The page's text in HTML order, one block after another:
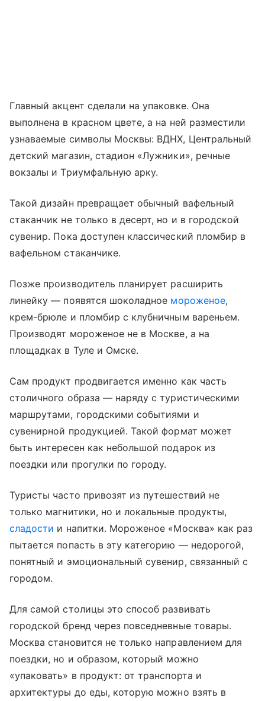
Главный акцент сделали на упаковке. Она
выполнена в красном цвете, а на ней разместили
узнаваемые символы Москвы: ВДНХ, Центральный
детский магазин, стадион «Лужники», речные
вокзалы и Триумфальную арку.
Такой дизайн превращает обычный вафельный
стаканчик не только в десерт, но и в городской
сувенир. Пока доступен классический пломбир в
вафельном стаканчике.
Позже производитель планирует расширить
линейку — появятся шоколадное мороженое,
крем-брюле и пломбир с клубничным вареньем.
Производят мороженое не в Москве, а на
площадках в Туле и Омске.
Сам продукт продвигается именно как часть
столичного образа — наряду с туристическими
маршрутами, городскими событиями и
сувенирной продукцией. Такой формат может
быть интересен как небольшой подарок из
поездки или прогулки по городу.
Туристы часто привозят из путешествий не
только магнитики, но и локальные продукты,
сладости и напитки. Мороженое «Москва» как раз
пытается попасть в эту категорию — недорогой,
понятный и эмоциональный сувенир, связанный с
городом.
Для самой столицы это способ развивать
городской бренд через повседневные товары.
Москва становится не только направлением для
поездки, но и образом, который можно
«упаковать» в продукт: от транспорта и
архитектуры до еды, которую можно взять в